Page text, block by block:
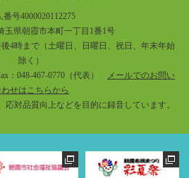
番号4000020112275
玉県朝霞市本町一丁目1番1号
4時まで（土曜日、日曜日、祝日、年末年始
除く）
：048-467-0770（代表）
メールでのお問い
せはこちらから
対品質向上などを目的に録音しています。